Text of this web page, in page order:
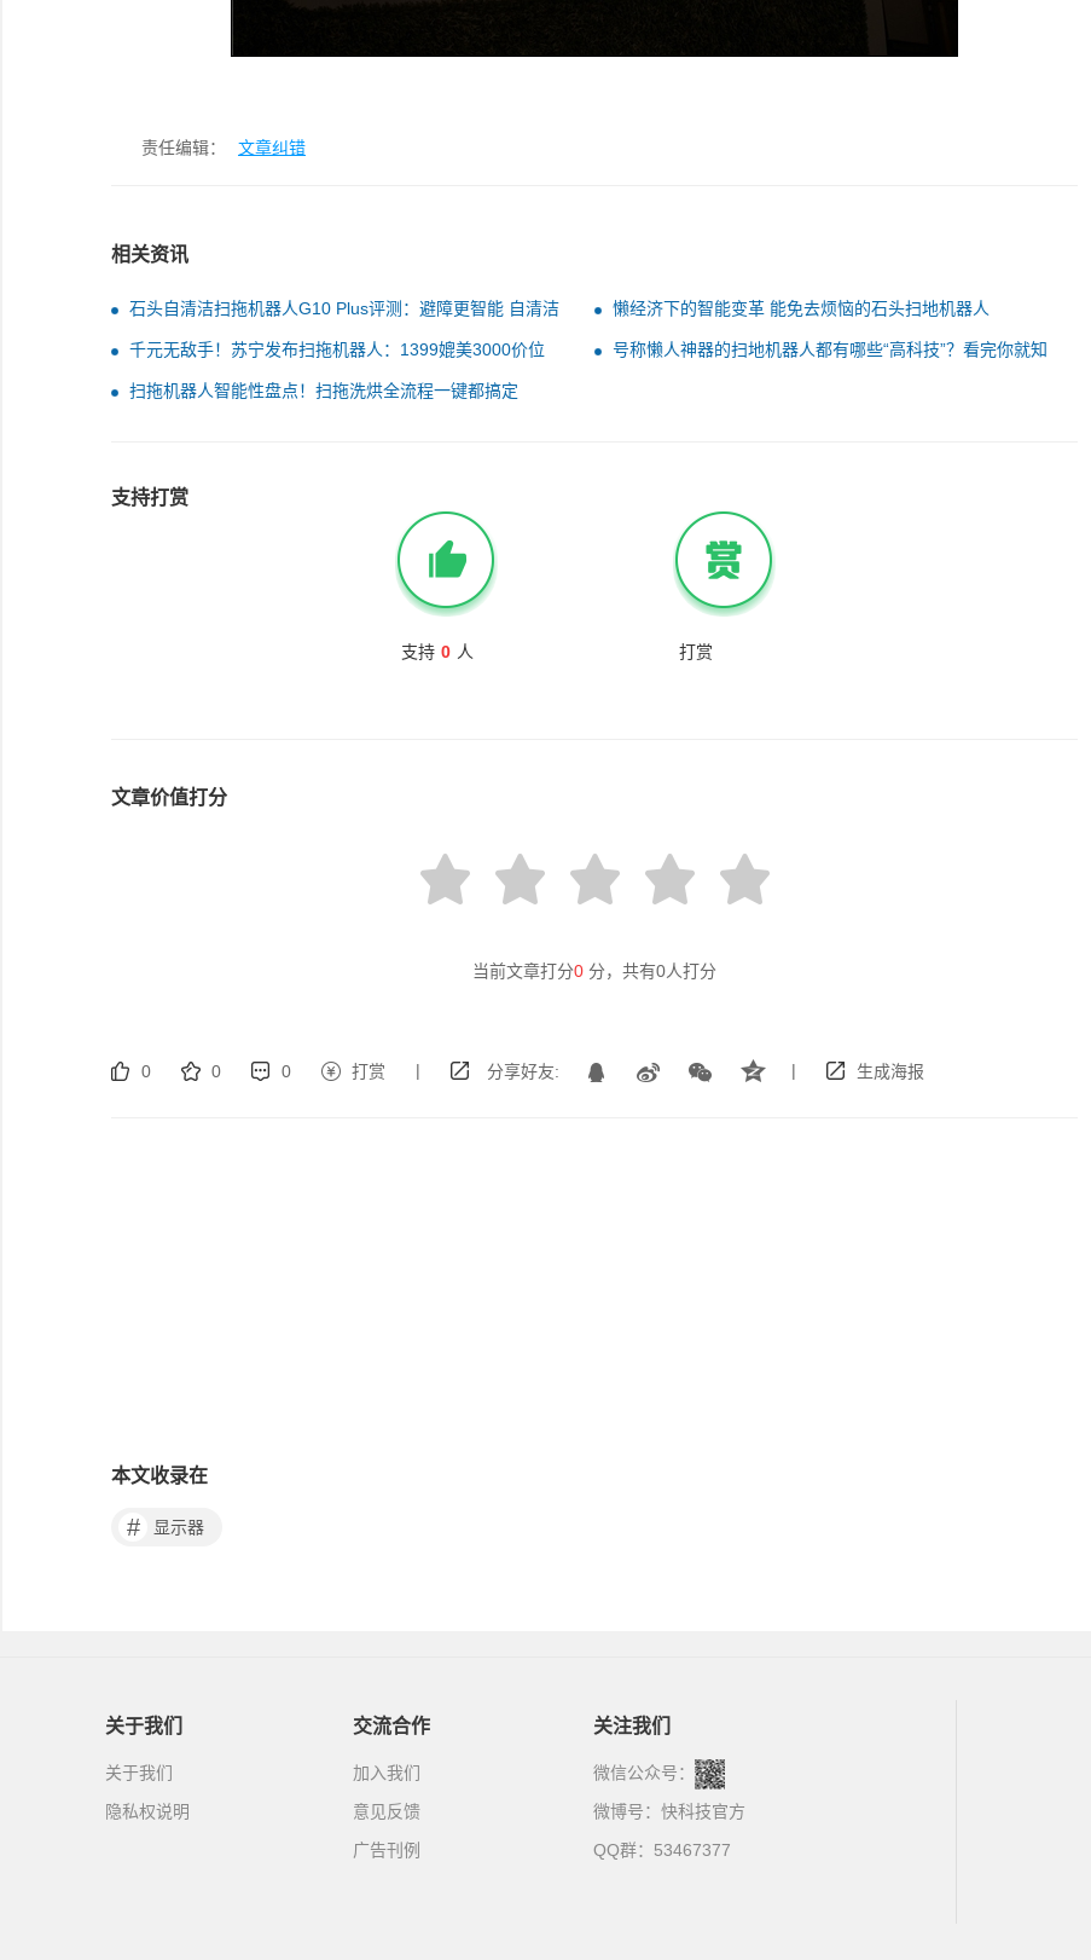
责任编辑： 文章纠错
相关资讯
石头自清洁扫拖机器人G10 Plus评测：避障更智能 自清洁
更舒心
懒经济下的智能变革 能免去烦恼的石头扫地机器人
千元无敌手！苏宁发布扫拖机器人：1399媲美3000价位
号称懒人神器的扫地机器人都有哪些“高科技”？看完你就知
扫拖机器人智能性盘点！扫拖洗烘全流程一键都搞定
支持打赏
支持 0 人 打赏
文章价值打分
当前文章打分0 分，共有0人打分
0 0 0 打赏 | 分享好友: | 生成海报
本文收录在
# 显示器
关于我们
关于我们
隐私权说明
交流合作
加入我们
意见反馈
广告刊例
关注我们
微信公众号：
微博号： 快科技官方
QQ群：53467377